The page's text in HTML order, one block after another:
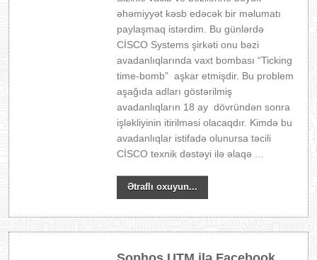
əhəmiyyət kəsb edəcək bir məlumatı
paylaşmaq istərdim. Bu günlərdə
CİSCO Systems şirkəti onu bəzi
avadanlıqlarında vaxt bombası “Ticking
time-bomb” aşkar etmişdir. Bu problem
aşağıda adları göstərilmiş
avadanlıqların 18 ay dövründən sonra
işləkliyinin itirilməsi olacaqdır. Kimdə bu
avadanlıqlar istifadə olunursa təcili
CİSCO texnik dəstəyi ilə əlaqə ...
Ətraflı oxuyun...